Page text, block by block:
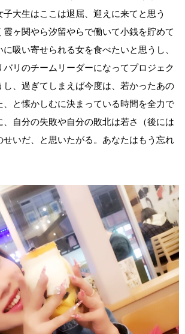
大生はここは退屈、迎えに来てと思う
霞ヶ関やら汐留やらで働いて小銭を貯めて
吸い寄せられる女を食べたいと思うし、
リのチームリーダーになってプロジェク
し、過ぎてしまえば今度は、若かったあの
と懐かしむに決まっている時間を全力で
自分の失敗や自分の敗北は若さ（後には
せいだ、と思いたがる。あなたはもう忘れ